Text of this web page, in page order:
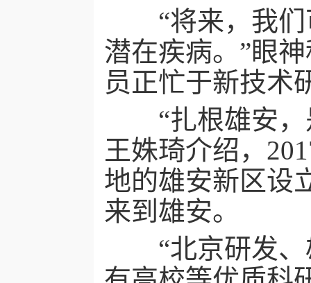
“将来，我们
潜在疾病。”眼
员正忙于新技术
“扎根雄安，
王姝琦介绍，
地的雄安新区设
来到雄安。
“北京研发、